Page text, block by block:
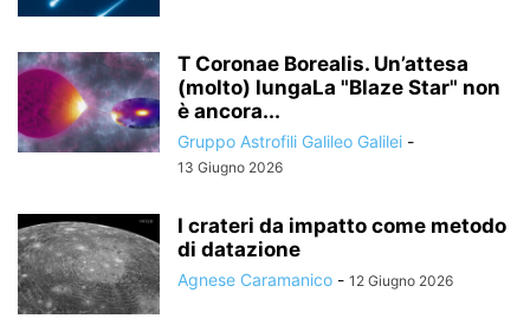
T Coronae Borealis. Un’attesa
(molto) lungaLa "Blaze Star" non
è ancora...
Gruppo Astrofili Galileo Galilei -
13 Giugno 2026
I crateri da impatto come metodo
di datazione
Agnese Caramanico - 12 Giugno 2026